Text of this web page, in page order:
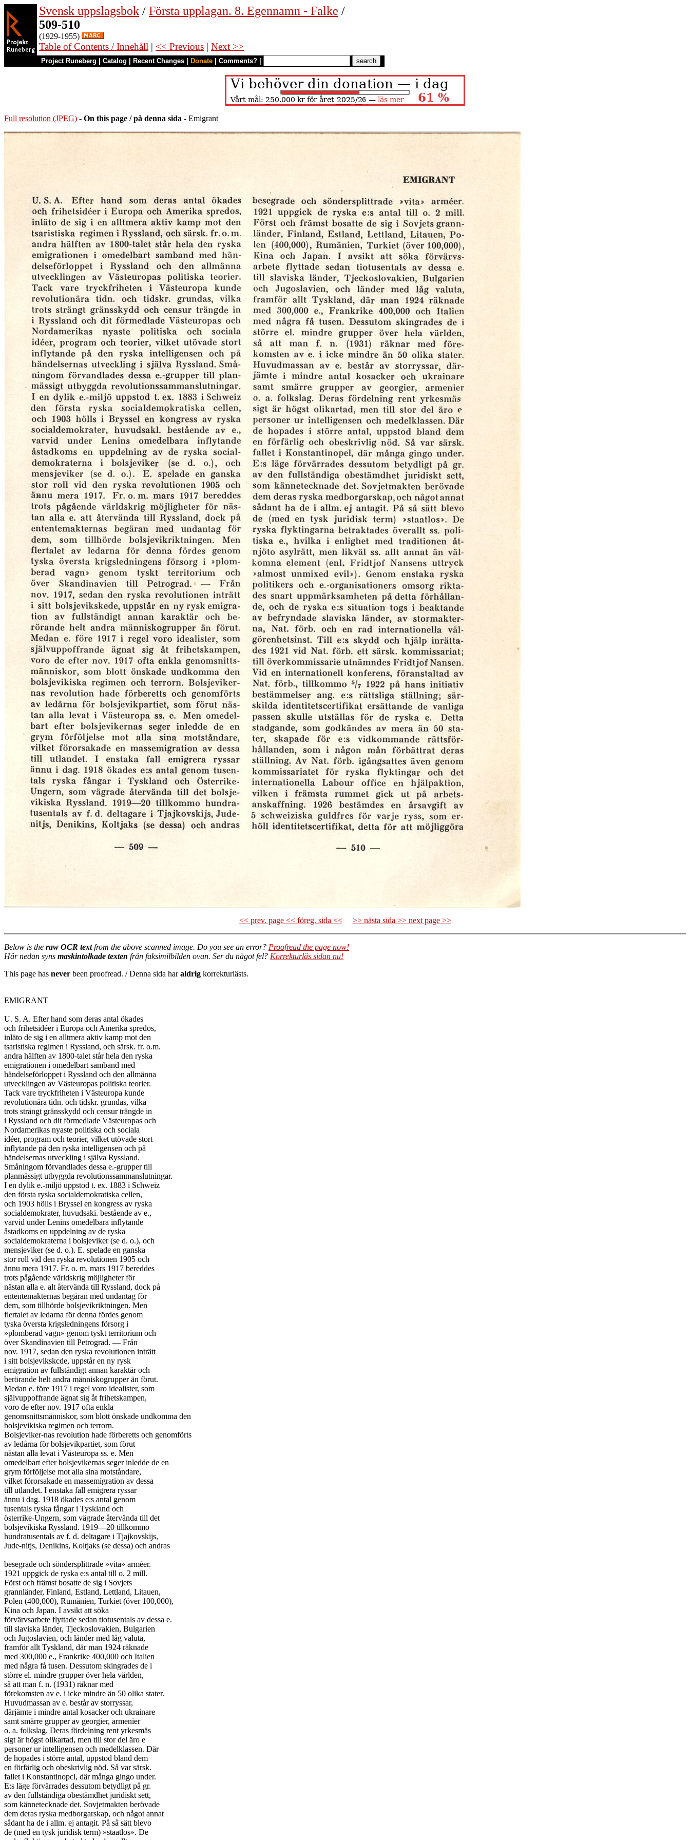
Svensk uppslagsbok / Första upplagan. 8. Egennamn - Falke /
509-510
(1929-1955)
Table of Contents / Innehåll | << Previous | Next >>
Project Runeberg Catalog Recent Changes Donate Comments?
Full resolution (JPEG) - On this page / på denna sida - Emigrant
<< prev. page << föreg. sida << >> nästa sida >> next page >>
Below is the raw OCR textfrom the above scanned image. Do you see an error? Proofread the page now!
Här nedan syns maskintolkade texten från faksimilbilden ovan. Ser du något fel? Korrekturläs sidan nu!
This page has never been proofread. / Denna sida haraldrig korrekturlästs.
EMIGRANT
U. S. A. Efter hand som deras antal ökades
och frihetsidéer i Europa och Amerika spredos,
inläto de sig i en alltmera aktiv kamp mot den
tsaristiska regimen i Ryssland, och särsk. fr. o.m.
andra hälften av 1800-talet står hela den ryska
emigrationen i omedelbart samband med
händelseförloppet i Ryssland och den allmänna
utvecklingen av Västeuropas politiska teorier.
Tack vare tryckfriheten i Västeuropa kunde
revolutionära tidn. och tidskr. grundas, vilka
trots strängt gränsskydd och censur trängde in
i Ryssland och dit förmedlade Västeuropas och
Nordamerikas nyaste politiska och sociala
idéer, program och teorier, vilket utövade stort
inflytande på den ryska intelligensen och på
händelsernas utveckling i själva Ryssland.
Småningom förvandlades dessa e.-grupper till
planmässigt utbyggda revolutionssammanslutningar.
I en dylik e.-miljö uppstod t. ex. 1883 i Schweiz
den första ryska socialdemokratiska cellen,
och 1903 hölls i Bryssel en kongress av ryska
socialdemokrater, huvudsaki. bestående av e.,
varvid under Lenins omedelbara inflytande
åstadkoms en uppdelning av de ryska
socialdemokraterna i bolsjeviker (se d. o.), och
mensjeviker (se d. o.). E. spelade en ganska
stor roll vid den ryska revolutionen 1905 och
ännu mera 1917. Fr. o. m. mars 1917 bereddes
trots pågående världskrig möjligheter för
nästan alla e. alt återvända till Ryssland, dock på
ententemakternas begäran med undantag för
dem, som tillhörde bolsjevikriktningen. Men
flertalet av ledarna för denna fördes genom
tyska översta krigsledningens försorg i
»plomberad vagn» genom tyskt territorium och
över Skandinavien till Petrograd. — Från
nov. 1917, sedan den ryska revolutionen inträtt
i sitt bolsjevikskcde, uppstår en ny rysk
emigration av fullständigt annan karaktär och
berörande helt andra människogrupper än förut.
Medan e. före 1917 i regel voro idealister, som
självuppoffrande ägnat sig åt frihetskampen,
voro de efter nov. 1917 ofta enkla
genomsnittsmänniskor, som blott önskade undkomma den
bolsjevikiska regimen och terrorn.
Bolsjeviker-nas revolution hade förberetts och genomförts
av ledårna för bolsjevikpartiet, som förut
nästan alla levat i Västeuropa ss. e. Men
omedelbart efter bolsjevikernas seger inledde de en
grym förföljelse mot alla sina motståndare,
vilket förorsakade en massemigration av dessa
till utlandet. I enstaka fall emigrera ryssar
ännu i dag. 1918 ökades e:s antal genom
tusentals ryska fångar i Tyskland och
österrike-Ungern, som vägrade återvända till det
bolsjevikiska Ryssland. 1919—20 tillkommo
hundratusentals av f. d. deltagare i Tjajkovskijs,
Jude-nitjs, Denikins, Koltjaks (se dessa) och andras
besegrade och söndersplittrade »vita» arméer.
1921 uppgick de ryska e:s antal till o. 2 mill.
Först och främst bosatte de sig i Sovjets
grannländer, Finland, Estland, Lettland, Litauen,
Polen (400,000), Rumänien, Turkiet (över 100,000),
Kina och Japan. I avsikt att söka
förvärvsarbete flyttade sedan tiotusentals av dessa e.
till slaviska länder, Tjeckoslovakien, Bulgarien
och Jugoslavien, och länder med låg valuta,
framför allt Tyskland, där man 1924 räknade
med 300,000 e., Frankrike 400,000 och Italien
med några få tusen. Dessutom skingrades de i
större el. mindre grupper över hela världen,
så att man f. n. (1931) räknar med
förekomsten av e. i icke mindre än 50 olika stater.
Huvudmassan av e. består av storryssar,
därjämte i mindre antal kosacker och ukrainare
samt smärre grupper av georgier, armenier
o. a. folkslag. Deras fördelning rent yrkesmäs
sigt är högst olikartad, men till stor del äro e
personer ur intelligensen och medelklassen. Där
de hopades i större antal, uppstod bland dem
en förfärlig och obeskrivlig nöd. Så var särsk.
fallet i Konstantinopcl, där många gingo under.
E:s läge förvärrades dessutom betydligt på gr.
av den fullständiga obestämdhet juridiskt sett,
som kännetecknade det. Sovjetmakten berövade
dem deras ryska medborgarskap, och något annat
sådant ha de i allm. ej antagit. På så sätt blevo
de (med en tysk juridisk term) »staatlos». De